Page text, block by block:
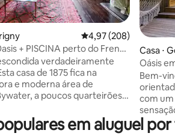
de 5, 664 avaliações4,97 de uma
4,97 (208)
+ PISCINA perto do French
6!verdadeiramente
casa de 1875 fica na
e moderna área de
a poucos quarteirões
de 2 andares. Piscina privativa
coração, tetos altos, uma
Casa ⋅
Oásis
Bem-
com um
perto
Uber ao
em aluguel